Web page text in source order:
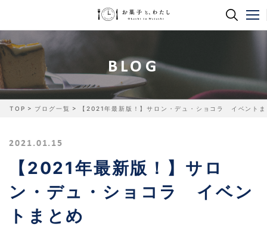
BLOG
TOP ブログ一覧 【2021年最新版！】サロン・デュ・ショコラ イベント
2021.01.15
【2021年最新版！】サロ
ン・デュ・ショコラ イベン
トまとめ